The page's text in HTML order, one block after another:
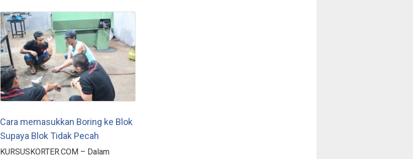
Cara memasukkan Boring ke Blok
Supaya Blok Tidak Pecah
KURSUSKORTER.COM – Dalam